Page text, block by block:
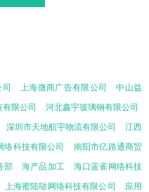
上海微商广告有限公司
中山益
限公司
河北鑫宇玻璃钢有限公司
深圳市天地航宇物流有限公司
江西
络科技有限公司
南阳市亿路通商贸
部 海产品加工
海口蓝雀网络科技
上海蜜陆哒网络科技有限公司
应用